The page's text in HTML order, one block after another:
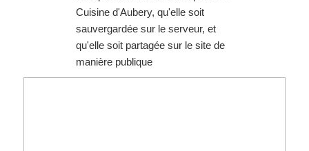
Cuisine d'Aubery, qu'elle soit
sauvergardée sur le serveur, et
qu'elle soit partagée sur le site de
manière publique